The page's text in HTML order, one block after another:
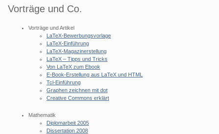
Vorträge und Co.
Vorträge und Artikel
LaTeX-Bewerbungsvorlage
LaTeX-Einführung
LaTeX-Magazinerstellung
LaTeX – Tipps und Tricks
Von LaTeX zum Ebook
E-Book-Erstellung aus LaTeX und HTML
Tcl-Einführung
Graphen zeichnen mit dot
Creative Commons erklärt
Mathematik
Diplomarbeit 2005
Dissertation 2008